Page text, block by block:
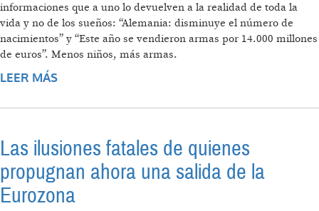
informaciones que a uno lo devuelven a la realidad de toda la
vida y no de los sueños: “Alemania: disminuye el número de
nacimientos” y “Este año se vendieron armas por 14.000 millones
de euros”. Menos niños, más armas.
LEER MÁS
Las ilusiones fatales de quienes
propugnan ahora una salida de la
Eurozona